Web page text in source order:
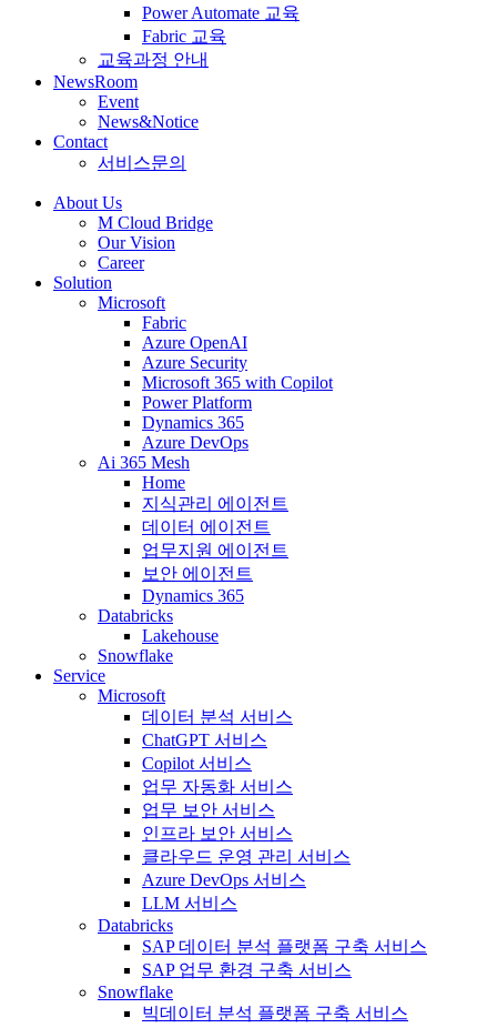
Power Automate 교육
Fabric 교육
교육과정 안내
NewsRoom
Event
News&Notice
Contact
서비스문의
About Us
M Cloud Bridge
Our Vision
Career
Solution
Microsoft
Fabric
Azure OpenAI
Azure Security
Microsoft 365 with Copilot
Power Platform
Dynamics 365
Azure DevOps
Ai 365 Mesh
Home
지식관리 에이전트
데이터 에이전트
업무지원 에이전트
보안 에이전트
Dynamics 365
Databricks
Lakehouse
Snowflake
Service
Microsoft
데이터 분석 서비스
ChatGPT 서비스
Copilot 서비스
업무 자동화 서비스
업무 보안 서비스
인프라 보안 서비스
클라우드 운영 관리 서비스
Azure DevOps 서비스
LLM 서비스
Databricks
SAP 데이터 분석 플랫폼 구축 서비스
SAP 업무 환경 구축 서비스
Snowflake
빅데이터 분석 플랫폼 구축 서비스